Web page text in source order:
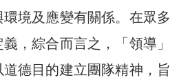
境及應變有關係。在眾多
，綜合而言之，「領導」
德目的建立團隊精神，旨